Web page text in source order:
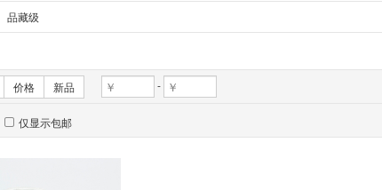
品藏级
价格 新品 -
仅显示包邮